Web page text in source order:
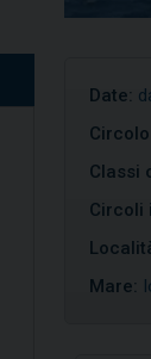
Date:
Classi
Circoli
Mare: